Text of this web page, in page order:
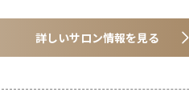
詳しいサロン情報を見る